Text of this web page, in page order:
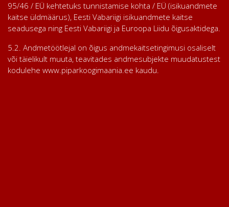
95/46 / EÜ kehtetuks tunnistamise kohta / EÜ (isikuandmete
kaitse üldmäärus), Eesti Vabariigi isikuandmete kaitse
seadusega ning Eesti Vabariigi ja Euroopa Liidu õigusaktidega.
5.2. Andmetöötlejal on õigus andmekaitsetingimusi osaliselt
või täielikult muuta, teavitades andmesubjekte muudatustest
kodulehe www.piparkoogimaania.ee kaudu.